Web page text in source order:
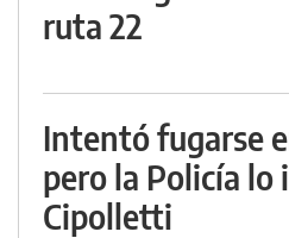
ruta 22
Intentó fugarse
pero la Policía
Cipolletti